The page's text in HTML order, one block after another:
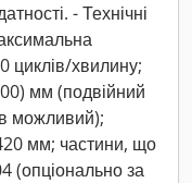
- Технічні
циклів/хвилину;
мм (подвійний
можливий);
мм; частини, що
(опціонально за